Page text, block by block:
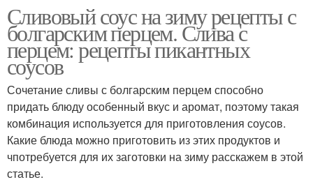
Ткемали из желтой
сливы
Сливы на зиму
Джемы из сливы Ткемали со сливами
Болгарские перцы
Сливовый соус на зиму рецепты с
болгарским перцем. Слива с
перцем: рецепты пикантных
соусов
Сочетание сливы с болгарским перцем способно
придать блюду особенный вкус и аромат, поэтому такая
комбинация используется для приготовления соусов.
Какие блюда можно приготовить из этих продуктов и
чпотребуется для их заготовки на зиму расскажем в этой
статье.